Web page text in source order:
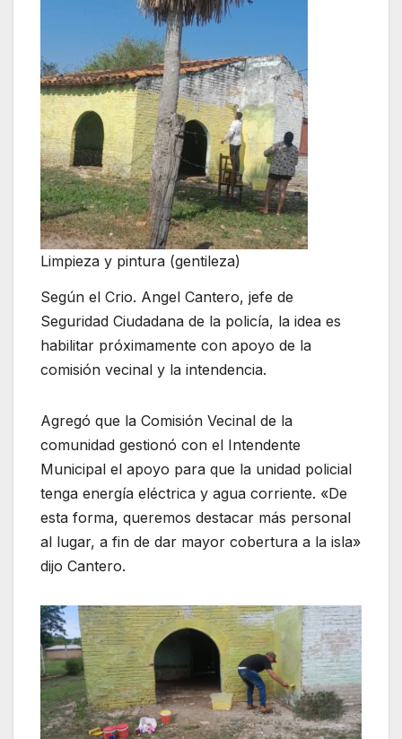
Limpieza y pintura (gentileza)
Según el Crio. Angel Cantero, jefe de
Seguridad Ciudadana de la policía, la idea es
habilitar próximamente con apoyo de la
comisión vecinal y la intendencia.
Agregó que la Comisión Vecinal de la
comunidad gestionó con el Intendente
Municipal el apoyo para que la unidad policial
tenga energía eléctrica y agua corriente. «De
esta forma, queremos destacar más personal
al lugar, a fin de dar mayor cobertura a la isla»
dijo Cantero.